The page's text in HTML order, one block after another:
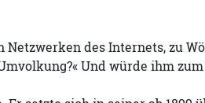
Netzwerken des Internets, zu
Und würde ihm